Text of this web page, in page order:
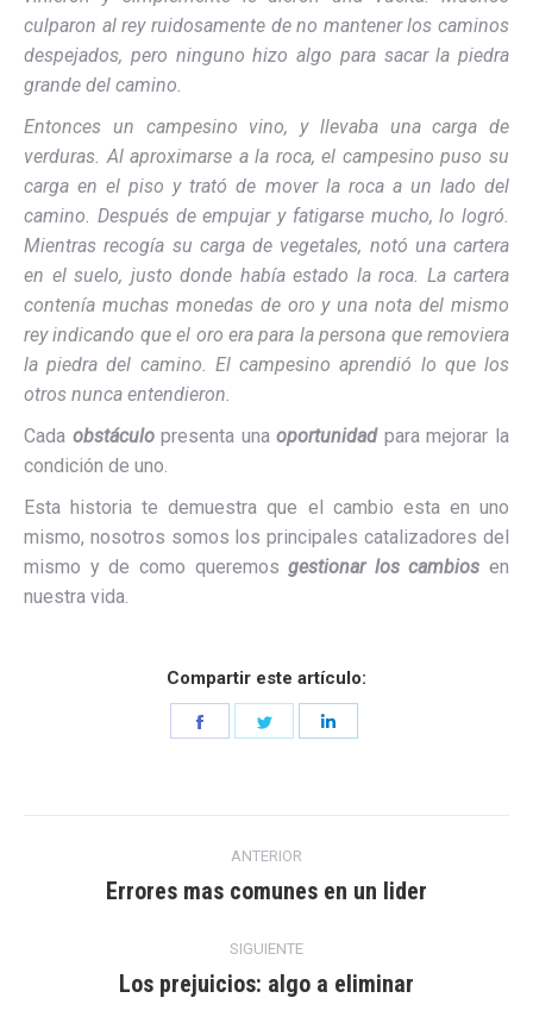
culparon al rey ruidosamente de no mantener los caminos
despejados, pero ninguno hizo algo para sacar la piedra
grande del camino.
Entonces un campesino vino, y llevaba una carga de
verduras. Al aproximarse a la roca, el campesino puso su
carga en el piso y trató de mover la roca a un lado del
camino. Después de empujar y fatigarse mucho, lo logró.
Mientras recogía su carga de vegetales, notó una cartera
en el suelo, justo donde había estado la roca. La cartera
contenía muchas monedas de oro y una nota del mismo
rey indicando que el oro era para la persona que removiera
la piedra del camino. El campesino aprendió lo que los
otros nunca entendieron.
Cada obstáculopresenta unaoportunidadpara mejorar la
condición de uno.
Esta historia te demuestra que el cambio esta en uno
mismo, nosotros somos los principales catalizadores del
mismo y de como queremosgestionar los cambios en
nuestra vida.
Compartir este artículo:
Share
entre
ANTERIOR
Entrada
Errores mas comunes en un lider
SIGUIENTE
Entrada
Los prejuicios: algo a eliminar